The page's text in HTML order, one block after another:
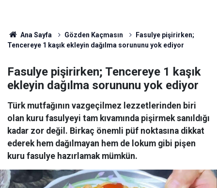
Ana Sayfa Gözden Kaçmasın
Fasulye pişirirken;
Tencereye 1 kaşık ekleyin dağılma sorununu yok ediyor
Fasulye pişirirken; Tencereye 1 kaşık
ekleyin dağılma sorununu yok ediyor
Türk mutfağının vazgeçilmez lezzetlerinden biri
olan kuru fasulyeyi tam kıvamında pişirmek sanıldığı
kadar zor değil. Birkaç önemli püf noktasına dikkat
ederek hem dağılmayan hem de lokum gibi pişen
kuru fasulye hazırlamak mümkün.